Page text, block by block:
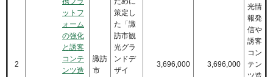
2
ットフ
ォーム
の強化
と誘客
コンテ
ンツ造
諏訪
市
策定し
た「諏
訪市観
光グラ
ンドデ
ザイ
3,696,000 3,696,000
光情
報発
信や
誘客
コン
テン